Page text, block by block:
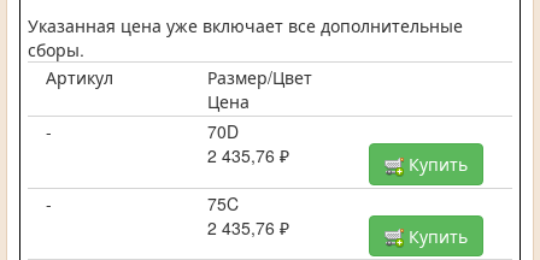
Указанная цена уже включает все дополнительные
сборы.
Артикул
Размер/Цвет
Цена
-
70D
2 435,76 ₽
Купить
-
75C
2 435,76 ₽
Купить